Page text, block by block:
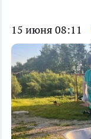
15 июня 08:11